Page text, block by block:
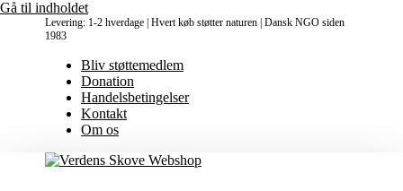
Gå til indholdet
Levering: 1-2 hverdage | Hvert køb støtter naturen | Dansk NGO siden
1983
Bliv støttemedlem
Donation
Handelsbetingelser
Kontakt
Om os